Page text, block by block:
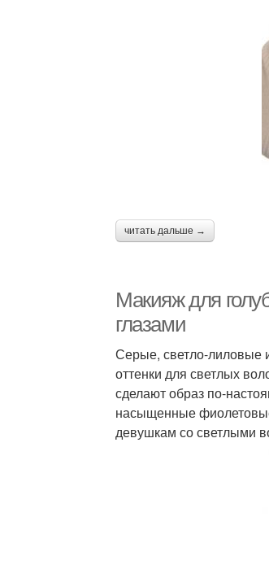
читать дальше →
Макияж для
глазами
Серые, светло-лиловые
оттенки для светлых
сделают образ по-
насыщенные
девушкам со светлыми